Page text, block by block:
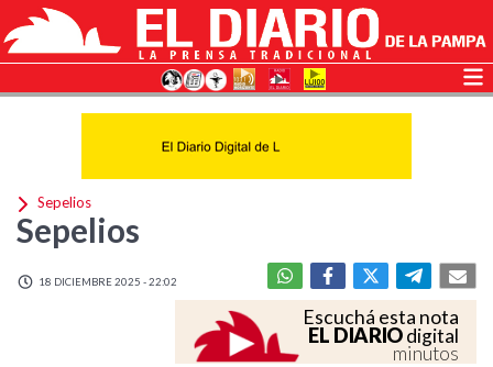
Sepelios
Sepelios
18 DICIEMBRE 2025 - 22:02
Escuchá esta nota
EL DIARIOdigital
minutos